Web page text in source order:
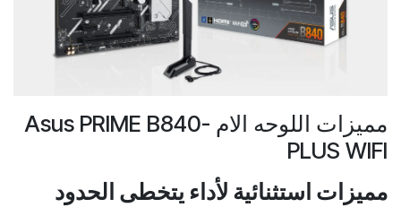
مميزات اللوحه الام Asus PRIME B840-
PLUS WIFI
مميزات استثنائية لأداء يتخطى الحدود